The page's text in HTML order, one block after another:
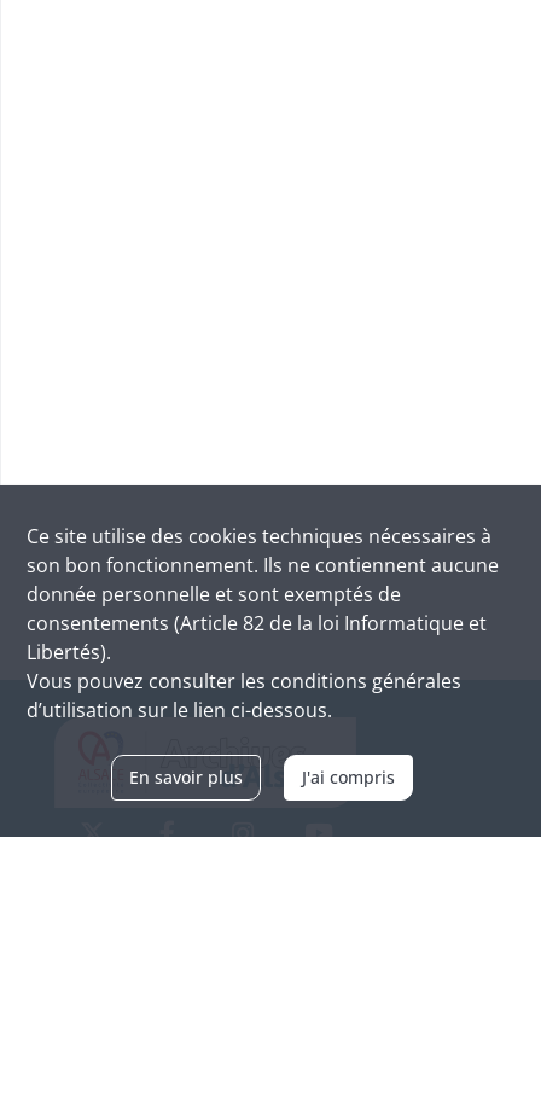
Ce site utilise des cookies techniques nécessaires à
son bon fonctionnement. Ils ne contiennent aucune
donnée personnelle et sont exemptés de
consentements (Article 82 de la loi Informatique et
Libertés).
Vous pouvez consulter les conditions générales
d’utilisation sur le lien ci-dessous.
En savoir plus J'ai compris